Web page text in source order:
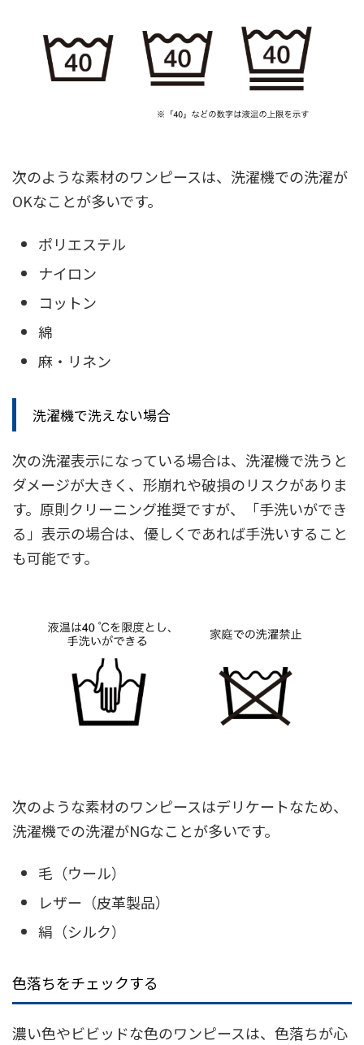
次のような素材のワンピースは、洗濯機での洗濯が
OKなことが多いです。
ポリエステル
ナイロン
コットン
綿
麻・リネン
洗濯機で洗えない場合
次の洗濯表示になっている場合は、洗濯機で洗うと
ダメージが大きく、形崩れや破損のリスクがありま
す。原則クリーニング推奨ですが、「手洗いができ
る」表示の場合は、優しくであれば手洗いすること
も可能です。
次のような素材のワンピースはデリケートなため、
洗濯機での洗濯がNGなことが多いです。
毛（ウール）
レザー（皮革製品）
絹（シルク）
色落ちをチェックする
濃い色やビビッドな色のワンピースは、色落ちが心